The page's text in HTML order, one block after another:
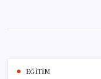
content
EĞITIM